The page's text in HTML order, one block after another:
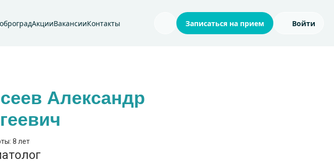
АкцииВакансииКонтакты Поиск по сайтуЗаписаться на прием Войти
Александр
8 лет